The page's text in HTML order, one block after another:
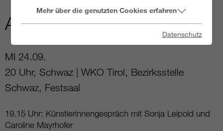
AIRBORNE EXTENDED
MI 24.09.
20 Uhr, Schwaz | WKO Tirol, Bezirksstelle
Schwaz, Festsaal
19.15 Uhr: Künstlerinnengespräch mit Sonja Leipold und
Caroline Mayrhofer
Mehr über die genutzten Cookies erfahren
Datenschutz